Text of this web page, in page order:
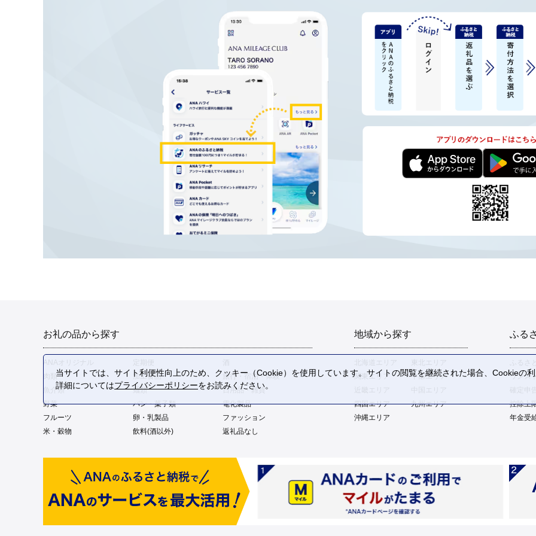
お礼の品から探す
肉類
加工食品
旅行・宿泊・体験
魚介類
麺類
日用品・雑貨
野菜
パン・菓子類
電化製品
フルーツ
卵・乳製品
ファッション
米・穀物
飲料(酒以外) 返礼品なし
地域から探す
関東エリア
中部エリア
四国エリア
九州エリア
沖縄エリア
ふる
ふるさ
ワンス
控除上
年金受
当サイトでは、サイト利便性向上のため、クッキー（Cookie）を使用しています。サイトの閲覧を継続された場合、Cookieの
詳細についてはプライバシーポリシーをお読みください。